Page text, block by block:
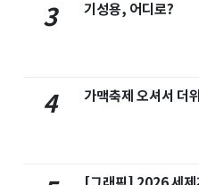
3 기성용, 어디로?
4 가맥축제 오셔서 더